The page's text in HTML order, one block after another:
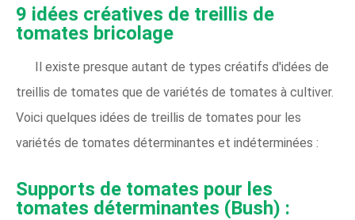
9 idées créatives de treillis de
tomates bricolage
Il existe presque autant de types créatifs d'idées de
treillis de tomates que de variétés de tomates à cultiver.
Voici quelques idées de treillis de tomates pour les
variétés de tomates déterminantes et indéterminées :
Supports de tomates pour les
tomates déterminantes (Bush) :